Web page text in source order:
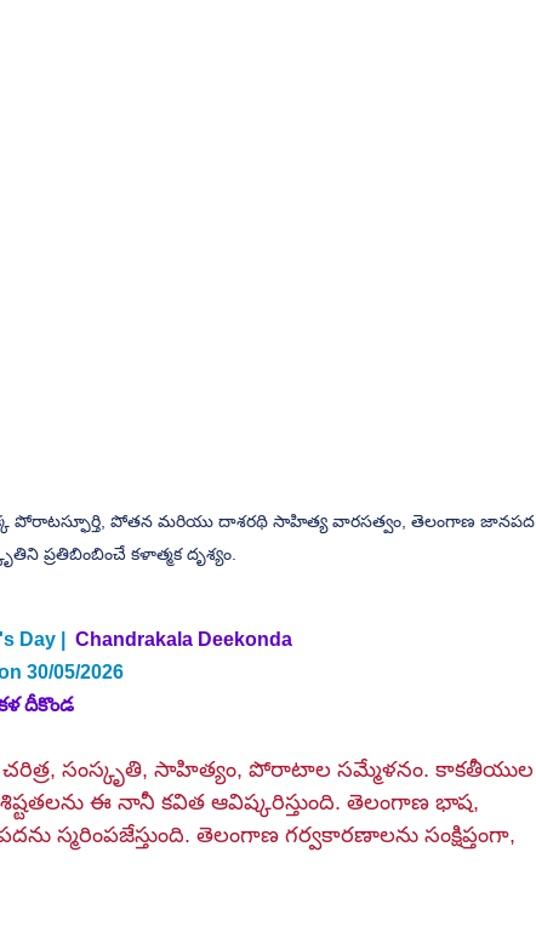
పోరాటస్ఫూర్తి, పోతన మరియు దాశరథి సాహిత్య వారసత్వం, తెలంగాణ జానపద
ప్రతిబింబించే కళాత్మక దృశ్యం.
Day |
Chandrakala Deekonda
30/05/2026
దీకొండ
చరిత్ర, సంస్కృతి, సాహిత్యం, పోరాటాల సమ్మేళనం. కాకతీయుల
ఈ నానీ కవిత ఆవిష్కరిస్తుంది. తెలంగాణ భాష,
స్మరింపజేస్తుంది. తెలంగాణ గర్వకారణాలను సంక్షిప్తంగా,